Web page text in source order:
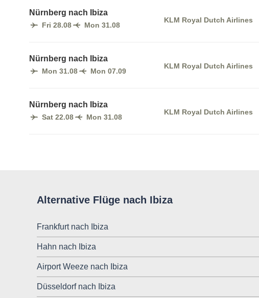
Nürnberg nach Ibiza
Fri 28.08 Mon 31.08
KLM Royal Dutch Airlines
Nürnberg nach Ibiza
Mon 31.08 Mon 07.09
KLM Royal Dutch Airlines
Nürnberg nach Ibiza
Sat 22.08 Mon 31.08
KLM Royal Dutch Airlines
Alternative Flüge nach Ibiza
Frankfurt nach Ibiza
Hahn nach Ibiza
Airport Weeze nach Ibiza
Düsseldorf nach Ibiza